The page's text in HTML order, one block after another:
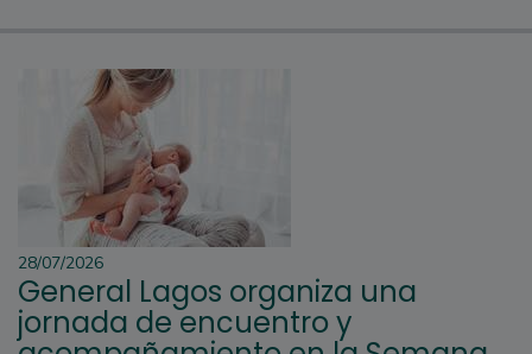
28/07/2026
General Lagos organiza una
jornada de encuentro y